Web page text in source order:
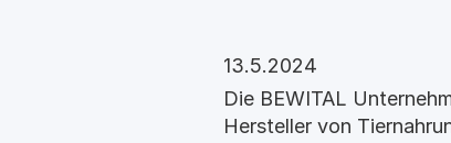
13.5.2024
Die BEWITAL
Hersteller von